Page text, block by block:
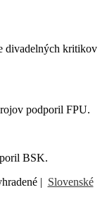
divadelných kritikov
podporil FPU.
BSK.
| Slovenské